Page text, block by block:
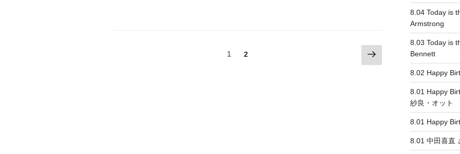
固
1
固
2
次
の
8.04 Today is
Armstrong
8.03 Today is
Bennett
8.02 Happy
8.01 Happy
紗良・オット
8.01 Happy
8.01 中田喜直